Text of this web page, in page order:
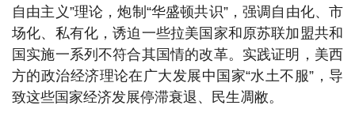
自由主义”理论，炮制“华盛顿共识”，强调自由化、市
场化、私有化，诱迫一些拉美国家和原苏联加盟共和
国实施一系列不符合其国情的改革。实践证明，美西
方的政治经济理论在广大发展中国家“水土不服”，导
致这些国家经济发展停滞衰退、民生凋敝。